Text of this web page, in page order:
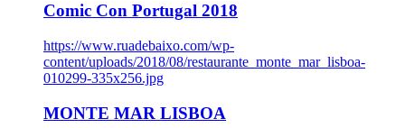
Comic Con Portugal 2018
https://www.ruadebaixo.com/wp-
content/uploads/2018/08/restaurante_monte_mar_lisboa-
010299-335x256.jpg
MONTE MAR LISBOA